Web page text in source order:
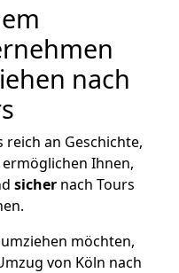
nach
reich an Geschichte,
Ihnen,
sichernach Tours
möchten,
von Köln nach